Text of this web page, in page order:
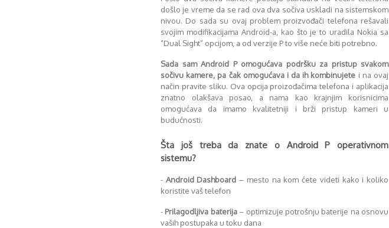
došlo je vreme da se rad ova dva sočiva uskladi na sistemskom
nivou. Do sada su ovaj problem proizvođači telefona rešavali
svojim modifikacijama Android-a, kao što je to uradila Nokia sa
“Dual Sight” opcijom, a od verzije P to više neće biti potrebno.
Sada sam Android P omogućava podršku za pristup svakom
sočivu kamere, pa čak omogućava i da ih kombinujete i na ovaj
način pravite sliku. Ova opcija proizođačima telefona i aplikacija
znatno olakšava posao, a nama kao krajnjim korisnicima
omogućava da imamo kvalitetniji i brži pristup kameri u
budućnosti.
Šta još treba da znate o Android P operativnom
sistemu?
- Android Dashboard – mesto na kom ćete videti kako i koliko
koristite vaš telefon
- Prilagodljiva baterija– optimizuje potrošnju baterije na osnovu
vaših postupaka u toku dana